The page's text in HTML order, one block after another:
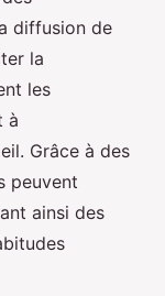
diffusion de
la
les
à
Grâce à des
peuvent
ainsi des